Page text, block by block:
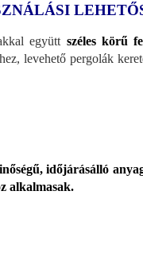
együtt széles körű
levehető pergolák
időjárásálló
alkalmasak.